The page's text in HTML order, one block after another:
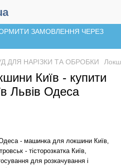
ЗАМОВЛЕННЯ ЧЕРЕЗ
ДЛЯ НАРІЗКИ ТА ОБРОБКИ
Київ - купити
Львів Одеса
- машинка для локшини Київ,
- тісторозкатка Київ,
для розкачування і